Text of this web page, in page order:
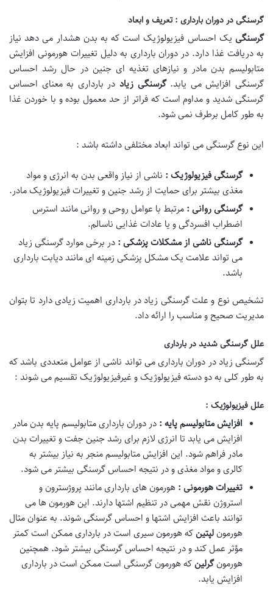
گرسنگی در دوران بارداری : تعریف و ابعاد
گرسنگی یک احساس فیزیولوژیک است که به بدن هشدار می دهد نیاز
به دریافت غذا دارد. در دوران بارداری به دلیل تغییرات هورمونی افزایش
متابولیسم بدن مادر و نیازهای تغذیه ای جنین در حال رشد احساس
گرسنگی افزایش می یابد.گرسنگی زیاد در بارداری به معنای احساس
گرسنگی شدید و مداوم است که فراتر از حد معمول بوده و با خوردن غذا
به طور کامل برطرف نمی شود.
این نوع گرسنگی می تواند ابعاد مختلفی داشته باشد :
گرسنگی فیزیولوژیک : ناشی از نیاز واقعی بدن به انرژی و مواد
مغذی بیشتر برای حمایت از رشد جنین و تغییرات فیزیولوژیک مادر.
گرسنگی روانی : مرتبط با عوامل روحی و روانی مانند استرس
اضطراب افسردگی و یا عادات غذایی ناسالم.
گرسنگی ناشی از مشکلات پزشکی : در برخی موارد گرسنگی زیاد
می تواند علامت یک مشکل پزشکی زمینه ای مانند دیابت بارداری
باشد.
تشخیص نوع و علت گرسنگی زیاد در بارداری اهمیت زیادی دارد تا بتوان
مدیریت صحیح و مناسب را ارائه داد.
علل گرسنگی شدید در بارداری
گرسنگی زیاد در دوران بارداری می تواند ناشی از عوامل متعددی باشد که
به طور کلی به دو دسته فیزیولوژیک و غیرفیزیولوژیک تقسیم می شوند :
علل فیزیولوژیک :
افزایش متابولیسم پایه : در دوران بارداری متابولیسم پایه بدن مادر
افزایش می یابد تا انرژی لازم برای رشد جنین جفت و تغییرات بدن
مادر فراهم شود. این افزایش متابولیسم منجر به نیاز بیشتر به
کالری و مواد مغذی و در نتیجه احساس گرسنگی بیشتر می شود.
تغییرات هورمونی : هورمون های بارداری مانند پروژسترون و
استروژن نقش مهمی در تنظیم اشتها دارند. این هورمون ها می
توانند باعث افزایش اشتها و احساس گرسنگی شوند. به عنوان مثال
هورمونلپتینکه هورمون سیری است در بارداری ممکن است کمتر
مؤثر عمل کند و در نتیجه احساس گرسنگی بیشتر شود. همچنین
هورمونگرلینکه هورمون گرسنگی است ممکن است در بارداری
افزایش یابد.